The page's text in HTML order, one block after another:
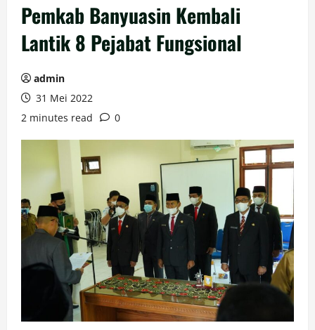
Pemkab Banyuasin Kembali
Lantik 8 Pejabat Fungsional
admin
31 Mei 2022
2 minutes read
0